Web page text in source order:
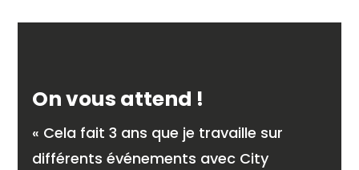
On vous attend !
« Cela fait 3 ans que je travaille sur
différents événements avec City